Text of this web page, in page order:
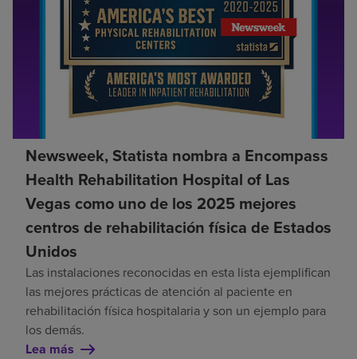
Newsweek, Statista nombra a Encompass
Health Rehabilitation Hospital of Las
Vegas como uno de los 2025 mejores
centros de rehabilitación física de Estados
Unidos
Las instalaciones reconocidas en esta lista ejemplifican
las mejores prácticas de atención al paciente en
rehabilitación física hospitalaria y son un ejemplo para
los demás.
Lea más